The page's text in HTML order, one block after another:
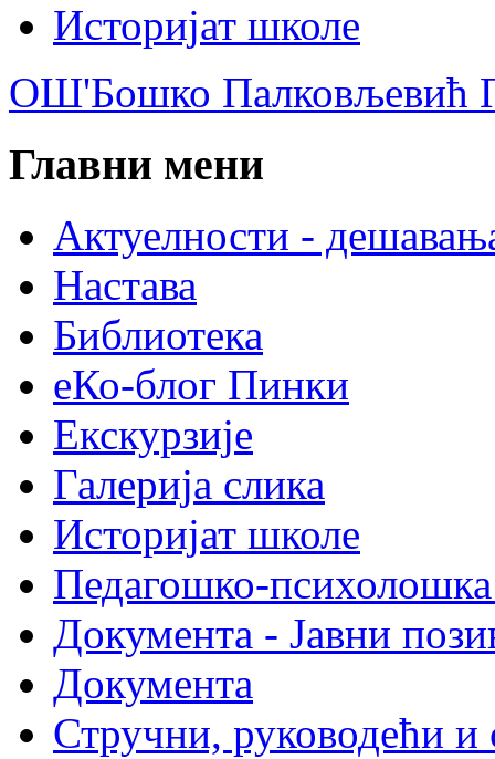
Историјат школе
ОШ'Бошко Палковљевић
Главни мени
Актуелности -
Настава
Библиотека
еКо-блог Пинки
Екскурзије
Галерија слика
Историјат школе
Педагошко-психолошка
Документа - Јавни
Документа
Стручни, руководећи и